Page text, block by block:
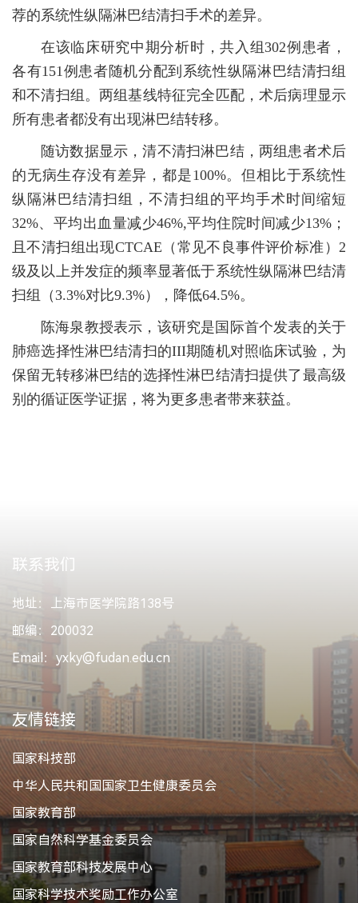
荐的系统性纵隔淋巴结清扫手术的差异。
在该临床研究中期分析时，共入组302例患者，
各有151例患者随机分配到系统性纵隔淋巴结清扫组
和不清扫组。两组基线特征完全匹配，术后病理显示
所有患者都没有出现淋巴结转移。
随访数据显示，清不清扫淋巴结，两组患者术后
的无病生存没有差异，都是100%。但相比于系统性
纵隔淋巴结清扫组，不清扫组的平均手术时间缩短
32%、平均出血量减少46%,平均住院时间减少13%；
且不清扫组出现CTCAE（常见不良事件评价标准）2
级及以上并发症的频率显著低于系统性纵隔淋巴结清
扫组（3.3%对比9.3%），降低64.5%。
陈海泉教授表示，该研究是国际首个发表的关于
肺癌选择性淋巴结清扫的III期随机对照临床试验，为
保留无转移淋巴结的选择性淋巴结清扫提供了最高级
别的循证医学证据，将为更多患者带来获益。
联系我们
地址：上海市医学院路138号
邮编：200032
Email：yxky@fudan.edu.cn
友情链接
国家科技部
中华人民共和国国家卫生健康委员会
国家教育部
国家自然科学基金委员会
国家教育部科技发展中心
国家科学技术奖励工作办公室